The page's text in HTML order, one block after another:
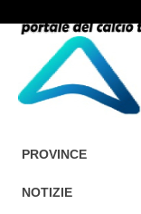
Accedi / Registrati
PROVINCE
EDIZIONE:
NOTIZIE